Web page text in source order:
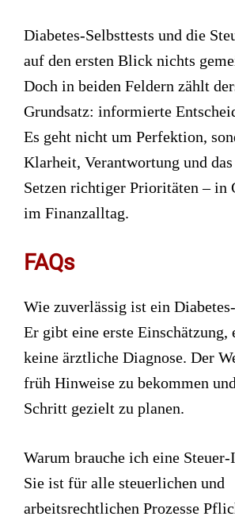
Diabetes-Selbsttests und die
auf den ersten Blick nichts
Doch in beiden Feldern zählt
Grundsatz: informierte
Es geht nicht um Perfektion,
Klarheit, Verantwortung und das
Setzen richtiger Prioritäten – in
im Finanzalltag.
FAQs
Wie zuverlässig ist ein
Er gibt eine erste Einschätzung,
keine ärztliche Diagnose. Der
früh Hinweise zu bekommen
Schritt gezielt zu planen.
Warum brauche ich eine Steuer-
Sie ist für alle steuerlichen und
arbeitsrechtlichen Prozesse